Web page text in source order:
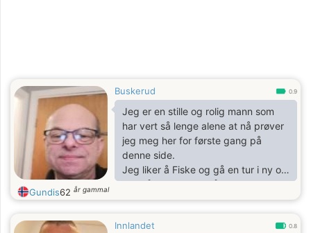
Buskerud 0.9
Jeg er en stille og rolig mann som
har vert så lenge alene at nå prøver
jeg meg her for første gang på
denne side.
Jeg liker å Fiske og gå en tur i ny og
ne. Nå vil jeg prøve å finne den rette
her inne.
Gundis62 år gammal
Innlandet 0.8